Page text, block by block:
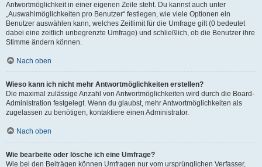
Antwortmöglichkeit in einer eigenen Zeile steht. Du kannst auch unter
„Auswahlmöglichkeiten pro Benutzer“ festlegen, wie viele Optionen ein
Benutzer auswählen kann, welches Zeitlimit für die Umfrage gilt (0 bedeutet
dabei eine zeitlich unbegrenzte Umfrage) und schließlich, ob die Benutzer ihre
Stimme ändern können.
Nach oben
Wieso kann ich nicht mehr Antwortmöglichkeiten erstellen?
Die maximal zulässige Anzahl von Antwortmöglichkeiten wird durch die Board-
Administration festgelegt. Wenn du glaubst, mehr Antwortmöglichkeiten als
zugelassen zu benötigen, kontaktiere einen Administrator.
Nach oben
Wie bearbeite oder lösche ich eine Umfrage?
Wie bei den Beiträgen können Umfragen nur vom ursprünglichen Verfasser,